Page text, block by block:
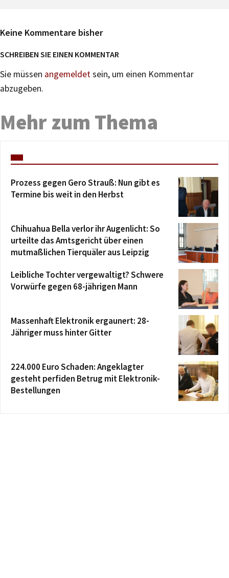
Keine Kommentare bisher
SCHREIBEN SIE EINEN KOMMENTAR
Sie müssen angemeldetsein, um einen Kommentar
abzugeben.
Mehr zum Thema
Prozess gegen Gero Strauß: Nun gibt es
Termine bis weit in den Herbst
Chihuahua Bella verlor ihr Augenlicht: So
urteilte das Amtsgericht über einen
mutmaßlichen Tierquäler aus Leipzig
Leibliche Tochter vergewaltigt? Schwere
Vorwürfe gegen 68-jährigen Mann
Massenhaft Elektronik ergaunert: 28-
Jähriger muss hinter Gitter
224.000 Euro Schaden: Angeklagter
gesteht perfiden Betrug mit Elektronik-
Bestellungen